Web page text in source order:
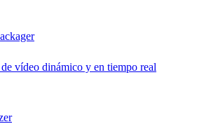
vídeo dinámico y en tiempo real